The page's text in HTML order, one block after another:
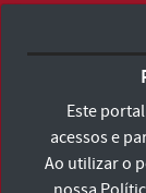
Consulte
Este
acessos e
Ao utilizar o